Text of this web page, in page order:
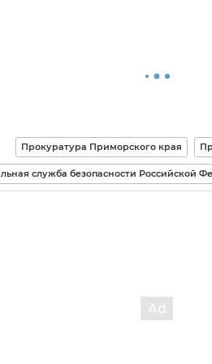
Прокуратура Приморского края
служба безопасности Российской